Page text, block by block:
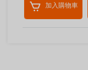
加入購物車